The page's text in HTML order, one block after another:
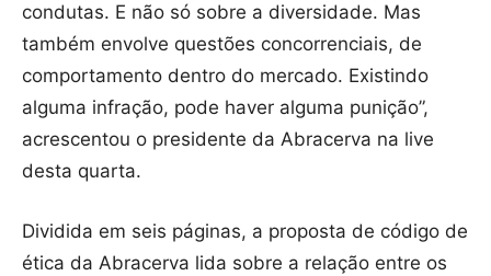
condutas. E não só sobre a diversidade. Mas
também envolve questões concorrenciais, de
comportamento dentro do mercado. Existindo
alguma infração, pode haver alguma punição”,
acrescentou o presidente da Abracerva na live
desta quarta.
Dividida em seis páginas, a proposta de código de
ética da Abracerva lida sobre a relação entre os